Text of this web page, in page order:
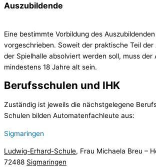
Auszubildende
Eine bestimmte Vorbildung des
vorgeschrieben. Soweit der praktische Teil der
der Spielhalle absolviert werden soll, muss der
mindestens 18 Jahre alt sein.
Berufsschulen und IHK
Zuständig ist jeweils die nächstgelegene
Schulen bilden Automatenfachleute aus:
Sigmaringen
Ludwig-Erhard-Schule, Frau Michaela Breu –
72488 Sigmaringen